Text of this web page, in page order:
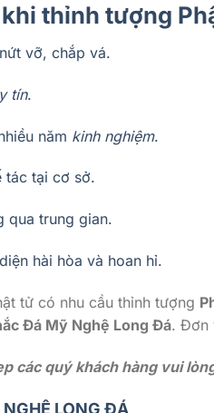
thỉnh tượng
vỡ, chắp vá.
tín.
năm kinh nghiệm.
tác tại cơ sở.
qua trung gian.
hài hòa và hoan hỉ.
tử có nhu cầu thỉnh tượng
Đá Mỹ Nghệ Long Đá. Đơn
các quý khách hàng vui